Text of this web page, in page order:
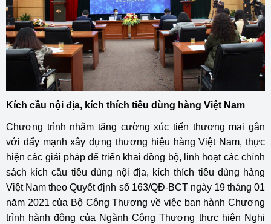
Kích cầu nội địa, kích thích tiêu dùng hàng Việt Nam
Chương trình nhằm tăng cường xúc tiến thương mại gắn
với đẩy mạnh xây dựng thương hiệu hàng Việt Nam, thực
hiện các giải pháp để triển khai đồng bộ, linh hoạt các chính
sách kích cầu tiêu dùng nội địa, kích thích tiêu dùng hàng
Việt Nam theo Quyết định số 163/QĐ-BCT ngày 19 tháng 01
năm 2021 của Bộ Công Thương về việc ban hành Chương
trình hành động của Ngành Công Thương thực hiện Nghị